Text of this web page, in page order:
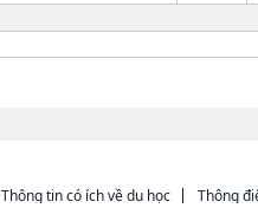
Thông tin có ích về du học Thông